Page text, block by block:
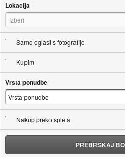
Lokacija
Izberi
Samo oglasi s fotografijo
Kupim
Vrsta ponudbe
Nakup preko spleta
PREBRSKAJ